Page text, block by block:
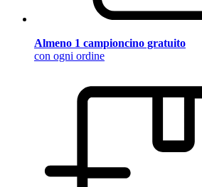
Almeno 1 campioncino gratuito
con ogni ordine